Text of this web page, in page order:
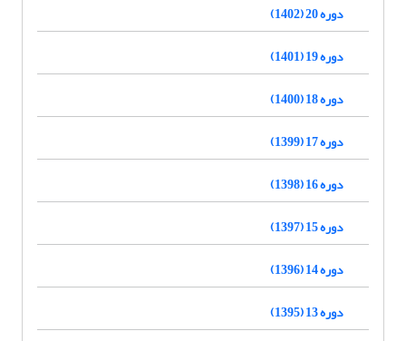
دوره 20 (1402)
دوره 19 (1401)
دوره 18 (1400)
دوره 17 (1399)
دوره 16 (1398)
دوره 15 (1397)
دوره 14 (1396)
دوره 13 (1395)